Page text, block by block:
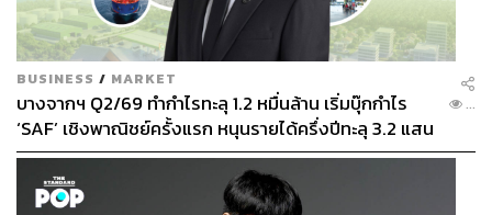
https://indianexpress.com/article/explained/explaine
d-global/ukraine-russia-kursk-9510172/
https://www.france24.com/en/europe/20240809-incur
sion-into-russia-s-kursk-region-a-risky-gamble-for-ukr
aine
https://global.espreso.tv/russia-ukraine-war-war-pene
trates-russia-how-ukrainian-offensive-in-kursk-region
-is-shifting-conflict-breakdown
BUSINESS / MARKET
บางจากฯ Q2/69 ทำกำไรทะลุ 1.2 หมื่นล้าน เริ่มบุ๊กกำไร
‘SAF’ เชิงพาณิชย์ครั้งแรก หนุนรายได้ครึ่งปีทะลุ 3.2 แสน
ล้าน
...